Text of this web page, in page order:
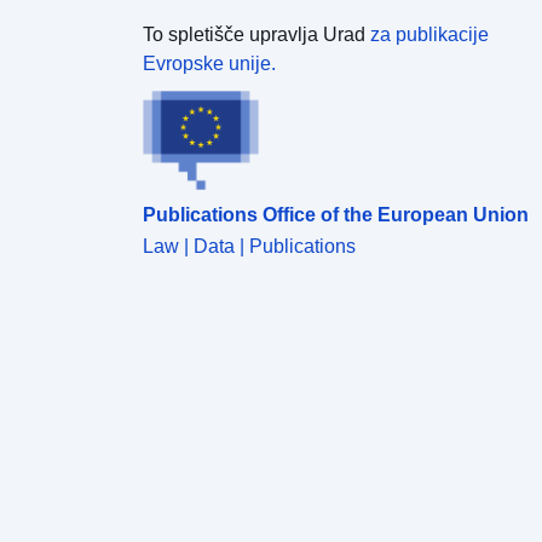
To spletišče upravlja Urad za publikacije
Evropske unije.
Publications Office of the European Union
Law | Data | Publications